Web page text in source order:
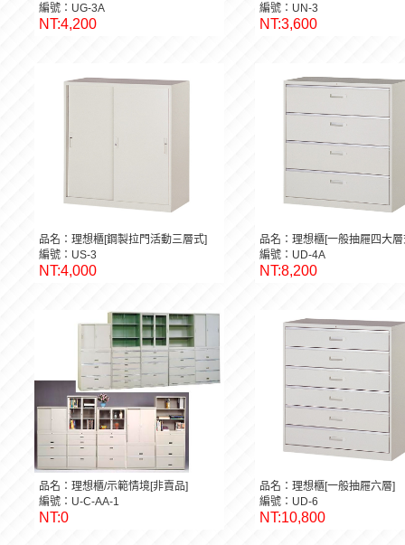
編號：UG-3A
NT:4,200
編號：UN-3
NT:3,600
品名：理想櫃[鋼製拉門活動三層式]
編號：US-3
NT:4,000
品名：理想櫃[一般抽屜四大層
編號：UD-4A
NT:8,200
品名：理想櫃/示範情境[非賣品]
編號：U-C-AA-1
NT:0
品名：理想櫃[一般抽屜六層]
編號：UD-6
NT:10,800